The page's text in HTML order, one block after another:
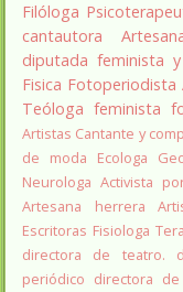
Filóloga
cantautora
diputada feminista
Fisica Fotoperiodista
Teóloga feminista
Artistas Cantante y
de moda
Ecologa
Neurologa Activista
Artesana herrera
Escritoras Fisiologa
directora de teatro.
periódico directora